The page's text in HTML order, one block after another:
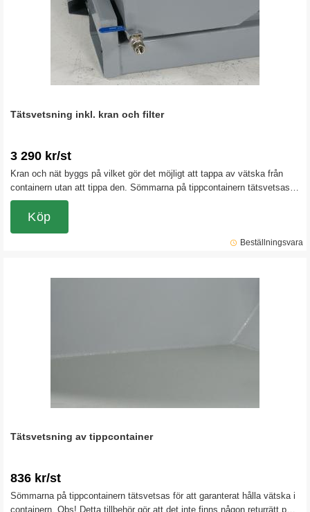
Tätsvetsning inkl. kran och filter
3 290 kr/st
Kran och nät byggs på vilket gör det möjligt att tappa av vätska från
containern utan att tippa den. Sömmarna på tippcontainern tätsvetsas
för att garanterat hålla vätska i containern. Obs! Detta tillbehör gör att
det inte finns någon returrätt på tippcontainern.
Beställningsvara
Köp
Tätsvetsning av tippcontainer
836 kr/st
Sömmarna på tippcontainern tätsvetsas för att garanterat hålla vätska i
containern. Obs! Detta tillbehör gör att det inte finns någon returrätt på